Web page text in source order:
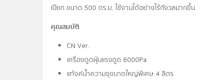
เปียก ขนาด 500 ตร.ม. ใช้งานได้อย่างไร้กังวลมากขึ้น
คุณสมบัติ
CN Ver.
เครื่องดูดฝุ่นแรงดูด 6000Pa
แท้งค์น้ำความจุขนาดใหญ่พิเศษ 4 ลิตร